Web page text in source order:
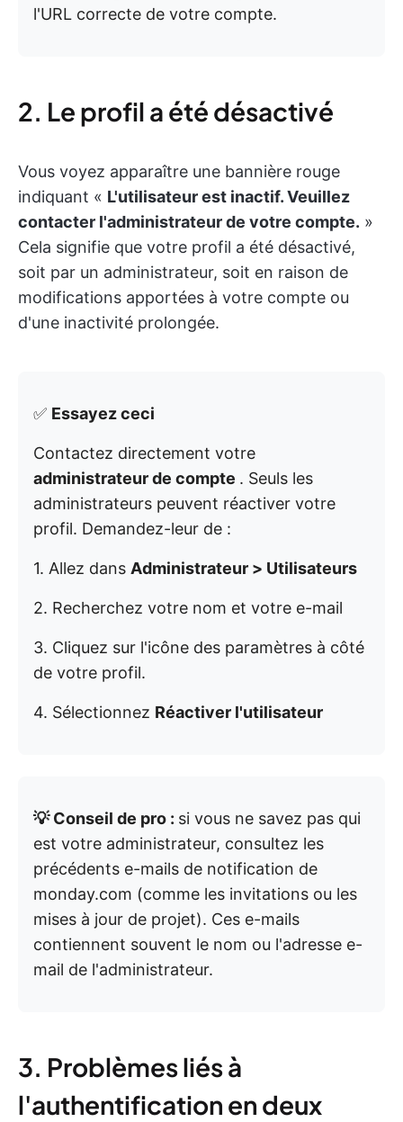
l'URL correcte de votre compte.
2. Le profil a été désactivé
Vous voyez apparaître une bannière rouge
indiquant « L'utilisateur est inactif. Veuillez
contacter l'administrateur de votre compte. »
Cela signifie que votre profil a été désactivé,
soit par un administrateur, soit en raison de
modifications apportées à votre compte ou
d'une inactivité prolongée.
✅ Essayez ceci
Contactez directement votre
administrateur de compte . Seuls les
administrateurs peuvent réactiver votre
profil. Demandez-leur de :
1. Allez dans Administrateur > Utilisateurs
2. Recherchez votre nom et votre e-mail
3. Cliquez sur l'icône des paramètres à côté
de votre profil.
4. Sélectionnez Réactiver l'utilisateur
💡 Conseil de pro : si vous ne savez pas qui
est votre administrateur, consultez les
précédents e-mails de notification de
monday.com (comme les invitations ou les
mises à jour de projet). Ces e-mails
contiennent souvent le nom ou l'adresse e-
mail de l'administrateur.
3. Problèmes liés à
l'authentification en deux